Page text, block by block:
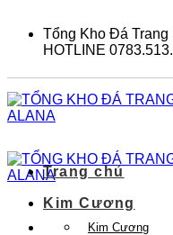
content
Tổng Kho Đá
HOTLINE
Trang chủ
Kim Cương
Kim Cương